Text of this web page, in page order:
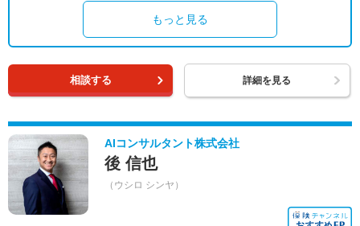
もっと見る
相談する 詳細を見る
AIコンサルタント株式会社
後 信也
（ウシロ シンヤ）